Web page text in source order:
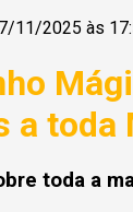
11/2025 às
a toda
toda a